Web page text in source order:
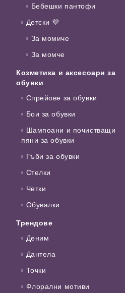
Бебешки пантофи
Детски 💜
За момиче
За момче
Козметика и аксесоари за
обувки
Спрейове за обувки
Бои за обувки
Шампоани и почистващи
пяни за обувки
Гъби за обувки
Стелки
Четки
Обувалки
Трендове
Деним
Дантела
Точки
Флорални мотиви